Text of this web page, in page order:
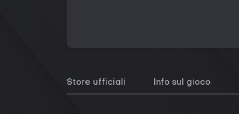
Store ufficiali Info sul gioco